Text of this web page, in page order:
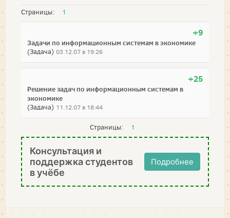
Страницы: 1
+9
Задачи по информационным системам в экономике
(Задача) 03.12.07 в 19:26
+25
Решение задач по информационным системам в
экономике
(Задача) 11.12.07 в 18:44
Страницы: 1
Консультация и
поддержка студентов
в учёбе
Подробнее